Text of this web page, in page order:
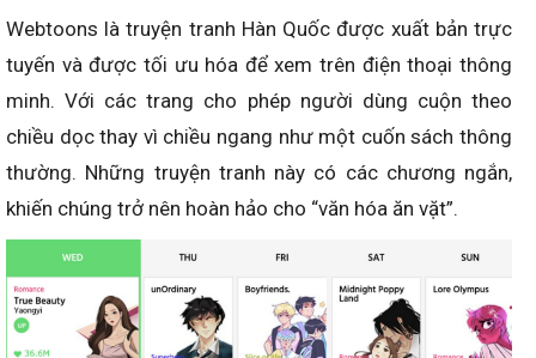
Webtoons là truyện tranh Hàn Quốc được xuất bản trực
tuyến và được tối ưu hóa để xem trên điện thoại thông
minh. Với các trang cho phép người dùng cuộn theo
chiều dọc thay vì chiều ngang như một cuốn sách thông
thường. Những truyện tranh này có các chương ngắn,
khiến chúng trở nên hoàn hảo cho “văn hóa ăn vặt”.